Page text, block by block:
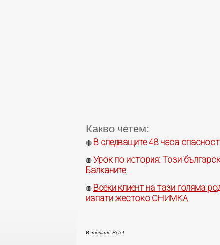
Какво четем:
🔴 В следващите 48 часа
🔴 Урок по история: Този
Балканите
🔴 Всеки клиент на тази голяма
изпати жестоко СНИМКА
Източник: Petel